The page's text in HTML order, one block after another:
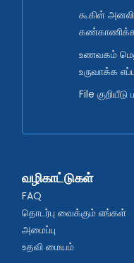
கூகிள்
கண்காணிக்க
உணவகம்
உருவாக்க
File குறியீடு
வழிகாட்டுகள்
FAQ
தொடர்பு வைக்கும் எங்கள்
அமைப்பு
உதவி மையம்